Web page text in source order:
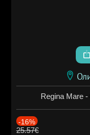
Regina Mare -
-16%
25.57€